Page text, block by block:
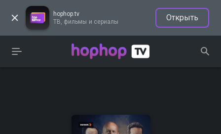
hophop.tv
ТВ, фильмы и сериалы
Открыть